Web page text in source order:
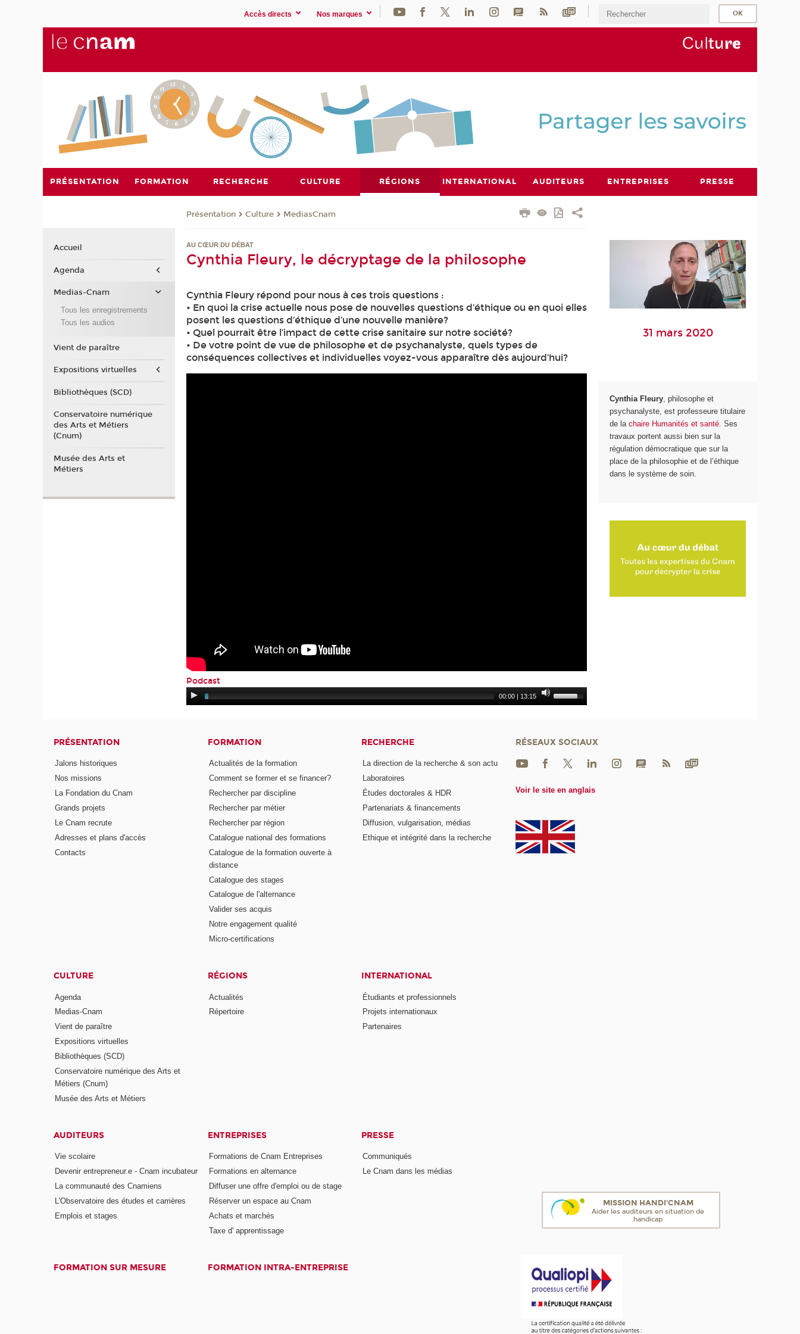
Accès directs Nos marques
Culture
PRÉSENTATION FORMATION RECHERCHE CULTURE RÉGIONS INTERNATIONAL AUDITEURS ENTREPRISES PRESSE
Présentation Culture MediasCnam
AU CŒUR DU DÉBAT
Cynthia Fleury, le décryptage de la philosophe
Cynthia Fleury répond pour nous à ces trois questions :
• En quoi la crise actuelle nous pose de nouvelles questions d’éthique ou en quoi elles
posent les questions d’éthique d’une nouvelle manière?
• Quel pourrait être l’impact de cette crise sanitaire sur notre société?
• De votre point de vue de philosophe et de psychanalyste, quels types de
conséquences collectives et individuelles voyez-vous apparaître dès aujourd’hui?
Podcast
00:00 | 13:15
31 mars 2020
Cynthia Fleury, philosophe et
psychanalyste, est professeure titulaire
de lachaire Humanités et santé. Ses
travaux portent aussi bien sur la
régulation démocratique que sur la
place de la philosophie et de l’éthique
dans le système de soin.
Accueil
Agenda
Medias-Cnam
Tous les enregistrements
Tous les audios
Vient de paraître
Expositions virtuelles
Bibliothèques (SCD)
Conservatoire numérique
des Arts et Métiers
(Cnum)
Musée des Arts et
Métiers
PRÉSENTATION
Jalons historiques
Nos missions
La Fondation du Cnam
Grands projets
Le Cnam recrute
Adresses et plans d'accès
Contacts
FORMATION
Actualités de la formation
Comment se former et se financer?
Rechercher par discipline
Rechercher par métier
Rechercher par région
Catalogue national des formations
Catalogue de la formation ouverte à
distance
Catalogue des stages
Catalogue de l'alternance
Valider ses acquis
Notre engagement qualité
Micro-certifications
RECHERCHE
La direction de la recherche & son actu
Laboratoires
Études doctorales & HDR
Partenariats & financements
Diffusion, vulgarisation, médias
Ethique et intégrité dans la recherche
CULTURE
Agenda
Medias-Cnam
Vient de paraître
Expositions virtuelles
Bibliothèques (SCD)
Conservatoire numérique des Arts et
Métiers (Cnum)
Musée des Arts et Métiers
RÉGIONS
Actualités
Répertoire
INTERNATIONAL
Étudiants et professionnels
Projets internationaux
Partenaires
AUDITEURS
Vie scolaire
Devenir entrepreneur.e - Cnam incubateur
La communauté des Cnamiens
L'Observatoire des études et carrières
Emplois et stages
ENTREPRISES
Formations de Cnam Entreprises
Formations en alternance
Diffuser une offre d'emploi ou de stage
Réserver un espace au Cnam
Achats et marchés
Taxe d' apprentissage
PRESSE
Communiqués
Le Cnam dans les médias
FORMATION SUR MESURE FORMATION INTRA-ENTREPRISE
RÉSEAUX SOCIAUX
Voir le site en anglais
MISSION HANDI'CNAM
Aider les auditeurs en situation de
handicap